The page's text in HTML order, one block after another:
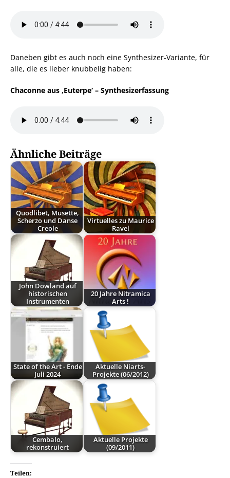
Daneben gibt es auch noch eine Synthesizer-Variante, für
alle, die es lieber knubbelig haben:
Chaconne aus ‚Euterpe‘ – Synthesizerfassung
Ähnliche Beiträge
Quodlibet, Musette,
Scherzo und Danse
Creole
Virtuelles zu Maurice
Ravel
John Dowland auf
historischen
Instrumenten
20 Jahre Nitramica
Arts !
State of the Art - Ende
Juli 2024
Aktuelle Niarts-
Projekte (06/2012)
Cembalo,
rekonstruiert
Aktuelle Projekte
(09/2011)
Teilen: